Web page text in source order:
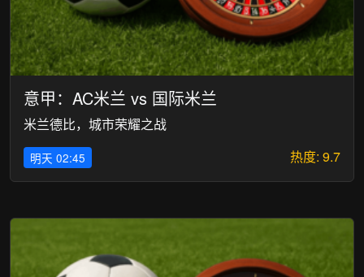
意甲：AC米兰 vs 国际米兰
米兰德比，城市荣耀之战
明天 02:45 热度: 9.7